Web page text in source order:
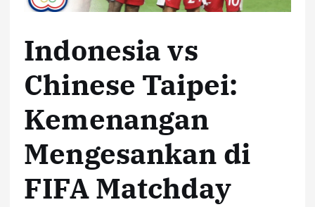
Indonesia vs
Chinese Taipei:
Kemenangan
Mengesankan di
FIFA Matchday